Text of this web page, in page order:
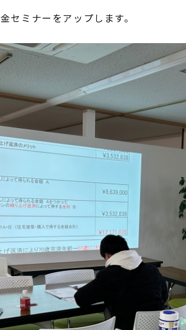
セミナーをアップします。